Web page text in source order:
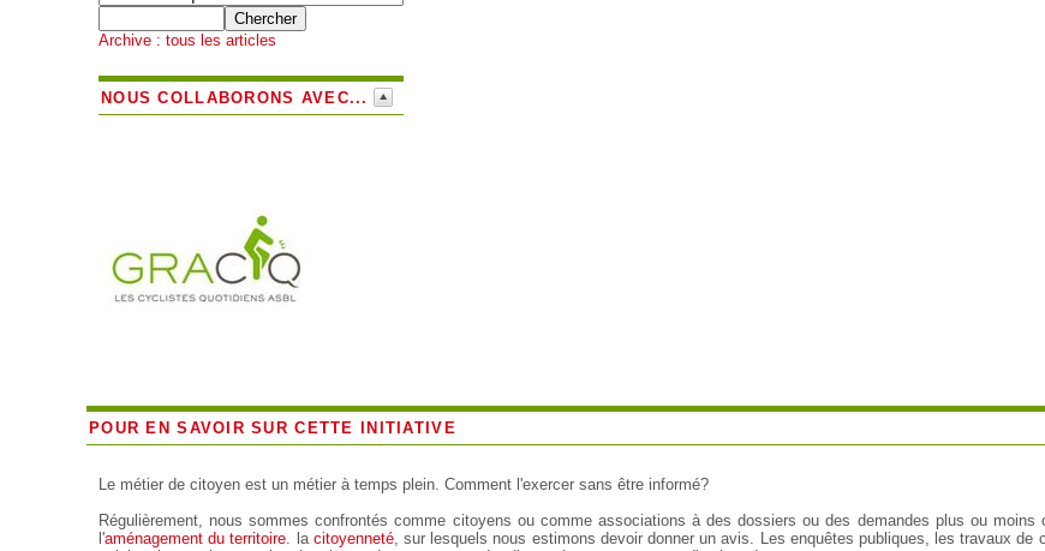
Archive : tous les articles
NOUS COLLABORONS AVEC...
POUR EN SAVOIR SUR CETTE INITIATIVE
Le métier de citoyen est un métier à temps plein. Comment l'exercer sans être informé?
Régulièrement, nous sommes confrontés comme citoyens ou comme associations à des dossiers ou des demandes plus ou
l'aménagement du territoire. la citoyenneté, sur lesquels nous estimons devoir donner un avis. Les enquêtes publiques, les travaux